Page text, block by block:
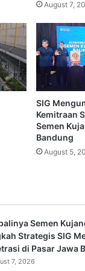
August 7,
SIG
Kemitraan
Semen
Bandung
August 5,
Semen
Strategis SIG
di Pasar Jawa
7, 2026